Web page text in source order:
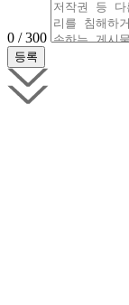
0 / 300